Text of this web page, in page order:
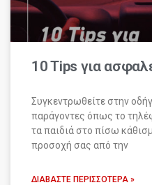
10 Tips για
Συγκεντρωθείτε στην
παράγοντες όπως το
τα παιδιά στο πίσω
προσοχή σας από την
ΔΙΑΒΆΣΤΕ ΠΕΡΙΣΣΌΤΕΡΑ »